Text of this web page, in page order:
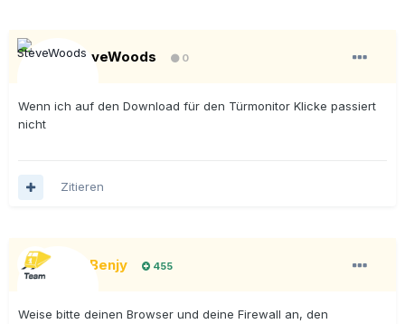
SteveWoods 0
Wenn ich auf den Download für den Türmonitor Klicke passiert
nicht
Zitieren
BigBenjy 455
Weise bitte deinen Browser und deine Firewall an, den